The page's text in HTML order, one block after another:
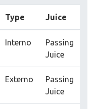
Type Juice
Interno
Passing
Juice
Externo
Passing
Juice